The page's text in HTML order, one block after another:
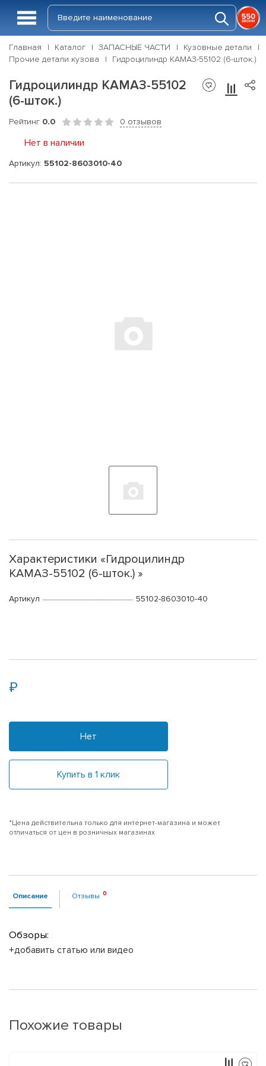
Главная Каталог ЗАПАСНЫЕ ЧАСТИ
Кузовные детали
Прочие детали кузова
Гидроцилиндр КАМАЗ-55102 (6-шток.)
Гидроцилиндр КАМАЗ-55102
(6-шток.)
Рейтинг 0.0 0 отзывов
Нет в наличии
Артикул: 55102-8603010-40
Характеристики «Гидроцилиндр
КАМАЗ-55102 (6-шток.) »
Артикул 55102-8603010-40
Нет
Купить в 1 клик
*Цена действительна только для интернет-магазина и может
отличаться от цен в розничных магазинах
Описание Отзывы
Обзоры:
+добавить статью или видео
Похожие товары